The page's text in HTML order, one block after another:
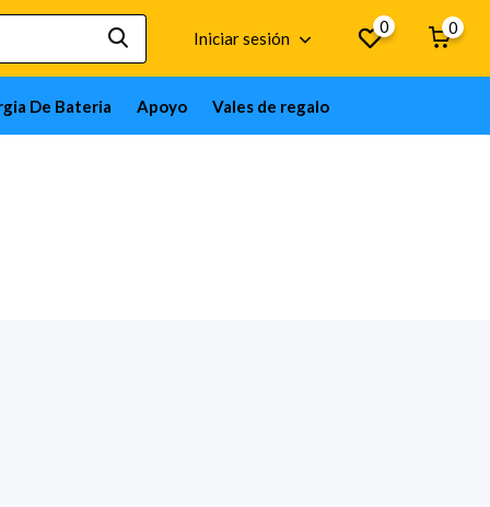
Iniciar sesión
0 0
De Bateria Apoyo Vales de regalo